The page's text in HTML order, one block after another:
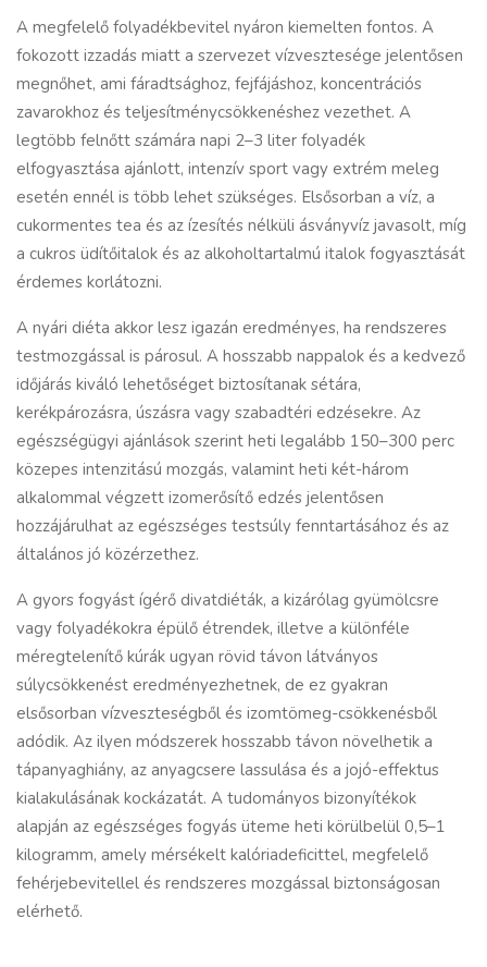
A megfelelő folyadékbevitel nyáron kiemelten fontos. A
fokozott izzadás miatt a szervezet vízvesztesége jelentősen
megnőhet, ami fáradtsághoz, fejfájáshoz, koncentrációs
zavarokhoz és teljesítménycsökkenéshez vezethet. A
legtöbb felnőtt számára napi 2–3 liter folyadék
elfogyasztása ajánlott, intenzív sport vagy extrém meleg
esetén ennél is több lehet szükséges. Elsősorban a víz, a
cukormentes tea és az ízesítés nélküli ásványvíz javasolt, míg
a cukros üdítőitalok és az alkoholtartalmú italok fogyasztását
érdemes korlátozni.
A nyári diéta akkor lesz igazán eredményes, ha rendszeres
testmozgással is párosul. A hosszabb nappalok és a kedvező
időjárás kiváló lehetőséget biztosítanak sétára,
kerékpározásra, úszásra vagy szabadtéri edzésekre. Az
egészségügyi ajánlások szerint heti legalább 150–300 perc
közepes intenzitású mozgás, valamint heti két-három
alkalommal végzett izomerősítő edzés jelentősen
hozzájárulhat az egészséges testsúly fenntartásához és az
általános jó közérzethez.
A gyors fogyást ígérő divatdiéták, a kizárólag gyümölcsre
vagy folyadékokra épülő étrendek, illetve a különféle
méregtelenítő kúrák ugyan rövid távon látványos
súlycsökkenést eredményezhetnek, de ez gyakran
elsősorban vízveszteségből és izomtömeg-csökkenésből
adódik. Az ilyen módszerek hosszabb távon növelhetik a
tápanyaghiány, az anyagcsere lassulása és a jojó-effektus
kialakulásának kockázatát. A tudományos bizonyítékok
alapján az egészséges fogyás üteme heti körülbelül 0,5–1
kilogramm, amely mérsékelt kalóriadeficittel, megfelelő
fehérjebevitellel és rendszeres mozgással biztonságosan
elérhető.